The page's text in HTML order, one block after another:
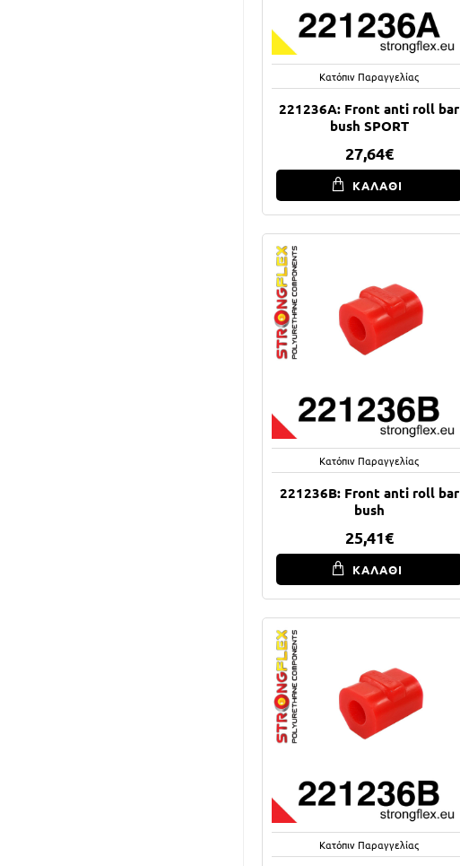
Κατόπιν Παραγγελίας
221236A: Front anti roll bar
bush SPORT
27,64€
ΚΑΛΑΘΙ
Κατόπιν Παραγγελίας
221236B: Front anti roll bar
bush
25,41€
ΚΑΛΑΘΙ
Κατόπιν Παραγγελίας